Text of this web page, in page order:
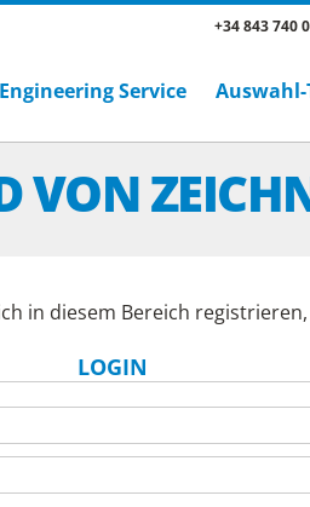
+34 843 740
Engineering Service Auswahl-
VON
in diesem Bereich
LOGIN